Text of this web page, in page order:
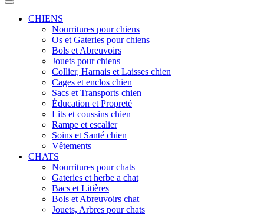
CHIENS
Nourritures pour chiens
Os et Gateries pour chiens
Bols et Abreuvoirs
Jouets pour chiens
Collier, Harnais et Laisses chien
Cages et enclos chien
Sacs et Transports chien
Éducation et Propreté
Lits et coussins chien
Rampe et escalier
Soins et Santé chien
Vêtements
CHATS
Nourritures pour chats
Gateries et herbe a chat
Bacs et Litières
Bols et Abreuvoirs chat
Jouets, Arbres pour chats